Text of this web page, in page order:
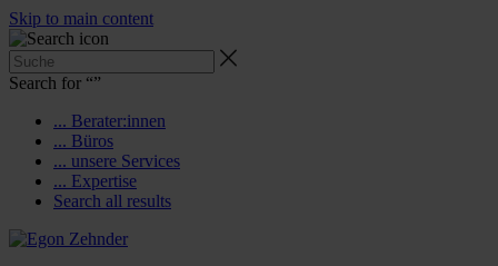
Skip to main content
Search for “”
... Berater:innen
... Büros
... unsere Services
... Expertise
Search all results